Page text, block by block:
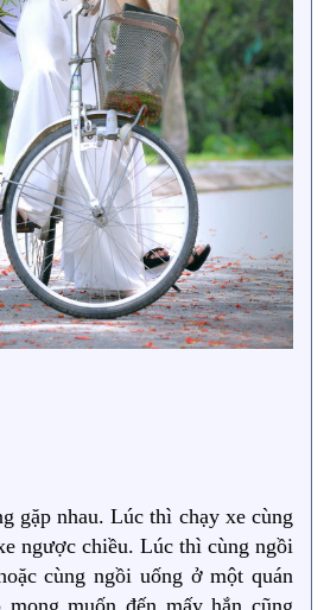
gặp nhau. Lúc thì chạy xe cùng
ngược chiều. Lúc thì cùng ngồi
cùng ngồi uống ở một quán